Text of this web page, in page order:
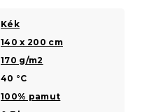
Kék
140 x 200 cm
170 g/m2
40 °C
100% pamut